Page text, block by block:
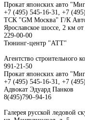
Прокат японских авто
+7 (495) 545-16-31, +7
ТСК "GM Москва" Г/К
Ярославское шоссе, 2 км
229-00-00
Тюнинг-центр "АТТ"
Агентство строительного
991-21-50
Прокат японских авто
+7 (495) 545-16-31, +7
Адвокат Эдуард Панков
8(495)790–94-16
Галерея русской ледовой